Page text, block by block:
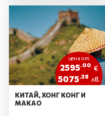
цена от
2595.00 €
5075 .38 лв.
КИТАЙ, ХОНГ КОНГ И
МАКАО